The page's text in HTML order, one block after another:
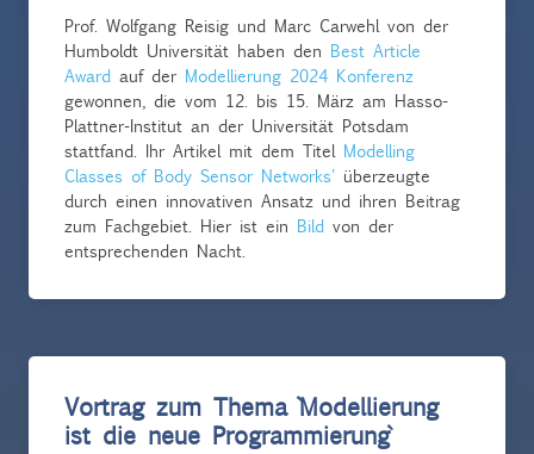
Prof. Wolfgang Reisig und Marc Carwehl von der
Humboldt Universität haben den Best Article
Award auf der Modellierung 2024 Konferenz
gewonnen, die vom 12. bis 15. März am Hasso-
Plattner-Institut an der Universität Potsdam
stattfand. Ihr Artikel mit dem Titel Modelling
Classes of Body Sensor Networks' überzeugte
durch einen innovativen Ansatz und ihren Beitrag
zum Fachgebiet. Hier ist ein Bild von der
entsprechenden Nacht.
Vortrag zum Thema `Modellierung
ist die neue Programmierung`